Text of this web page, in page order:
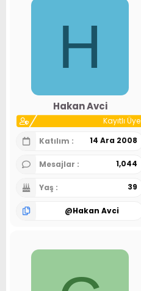
H
Hakan Avci
Kayıtlı Üye
Katılım
14 Ara 2008
Mesajlar 1,044
Yaş 39
@Hakan Avci